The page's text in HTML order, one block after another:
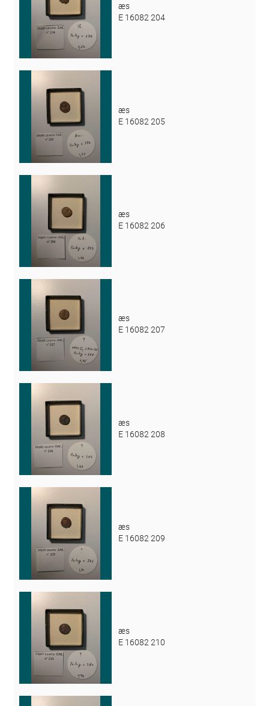
æs
E 16082 204
æs
E 16082 205
æs
E 16082 206
æs
E 16082 207
æs
E 16082 208
æs
E 16082 209
æs
E 16082 210